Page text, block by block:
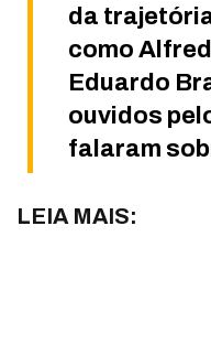
da
como
Eduardo
ouvidos
falaram
LEIA MAIS: